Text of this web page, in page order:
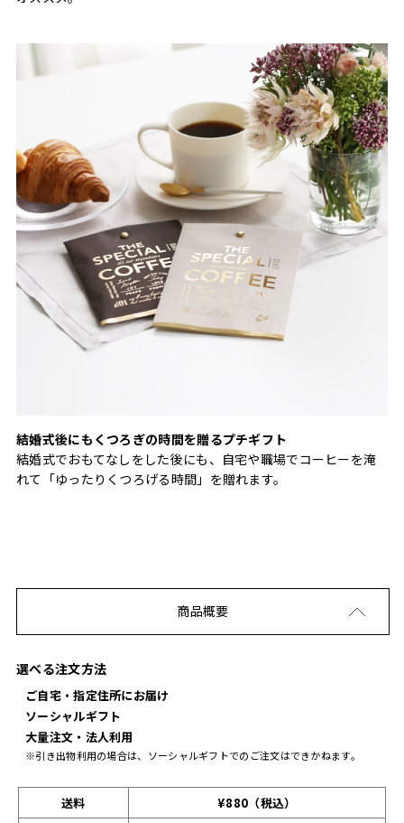
結婚式後にもくつろぎの時間を贈るプチギフト
結婚式でおもてなしをした後にも、自宅や職場でコーヒーを淹
れて「ゆったりくつろげる時間」を贈れます。
商品概要
選べる注文方法
ご自宅・指定住所にお届け
ソーシャルギフト
大量注文・法人利用
※引き出物利用の場合は、ソーシャルギフトでのご注文はできかねます。
送料
¥880（税込）